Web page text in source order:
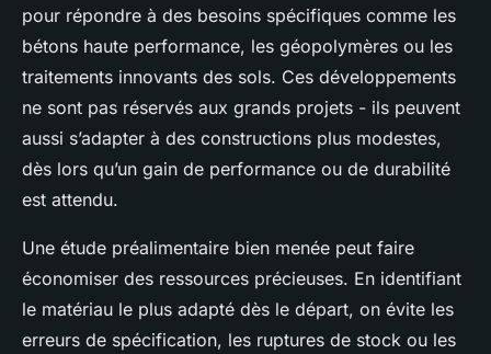
pour répondre à des besoins spécifiques comme les
bétons haute performance, les géopolymères ou les
traitements innovants des sols. Ces développements
ne sont pas réservés aux grands projets - ils peuvent
aussi s’adapter à des constructions plus modestes,
dès lors qu’un gain de performance ou de durabilité
est attendu.
Une étude préalimentaire bien menée peut faire
économiser des ressources précieuses. En identifiant
le matériau le plus adapté dès le départ, on évite les
erreurs de spécification, les ruptures de stock ou les